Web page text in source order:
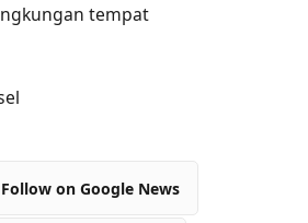
tempat
Follow on Google News